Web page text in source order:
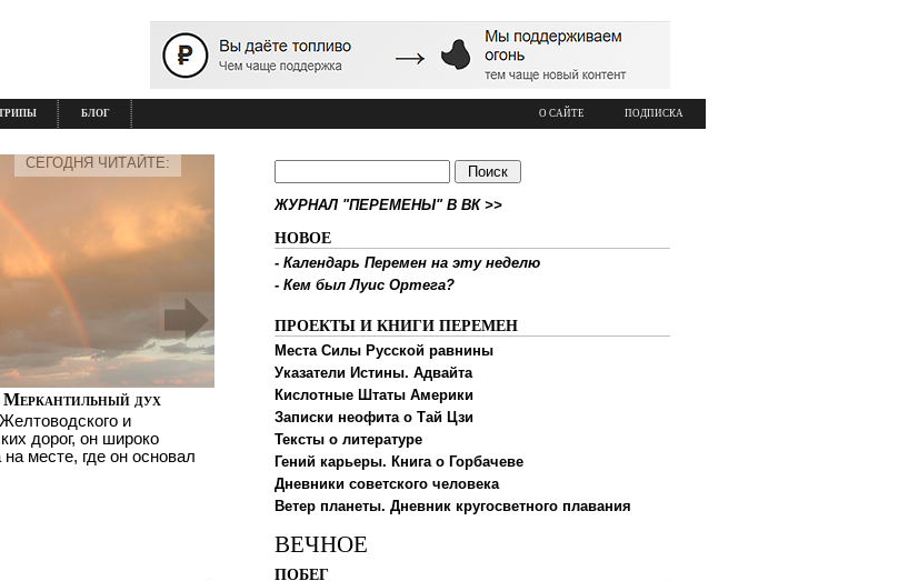
О САЙТЕ ПОДПИСКА
БЛОГ
дух
и
дорог, он широко
месте, где он основал
СЕГОДНЯ ЧИТАЙТЕ:
ЖУРНАЛ "ПЕРЕМЕНЫ" В ВК >>
НОВОЕ
- Календарь Перемен на эту неделю
- Кем был Луис Ортега?
ПРОЕКТЫ И КНИГИ ПЕРЕМЕН
Места Силы Русской равнины
Указатели Истины. Адвайта
Кислотные Штаты Америки
Записки неофита о Тай Цзи
Тексты о литературе
Гений карьеры. Книга о Горбачеве
Дневники советского человека
Ветер планеты. Дневник кругосветного плавания
ВЕЧНОЕ
ПОБЕГ